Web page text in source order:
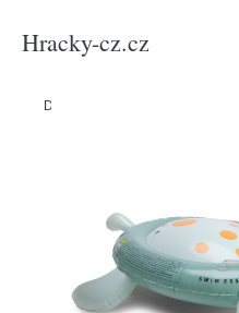
Hracky-cz.cz
Domů